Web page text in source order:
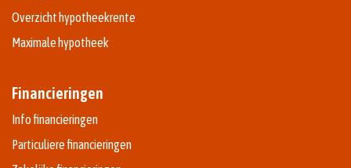
Overzicht hypotheekrente
Maximale hypotheek
Financieringen
Info financieringen
Particuliere financieringen